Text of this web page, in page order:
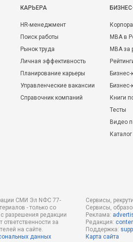
КАРЬЕРА
HR-менеджмент
Поиск работы
Рынок труда
Личная эффективность
Планирование карьеры
Управленческие вакансии
Справочник компаний
MBA в
MBA
Бизнес-
Книги
Тесты
Видео
СМИ Эл NФС 77-
- только со
с разрешения редакции
ответственности за
на сайте.
данных
Сервисы,
Сервисы,
Реклама:
Редакция:
Поддержка:
Карта сайта